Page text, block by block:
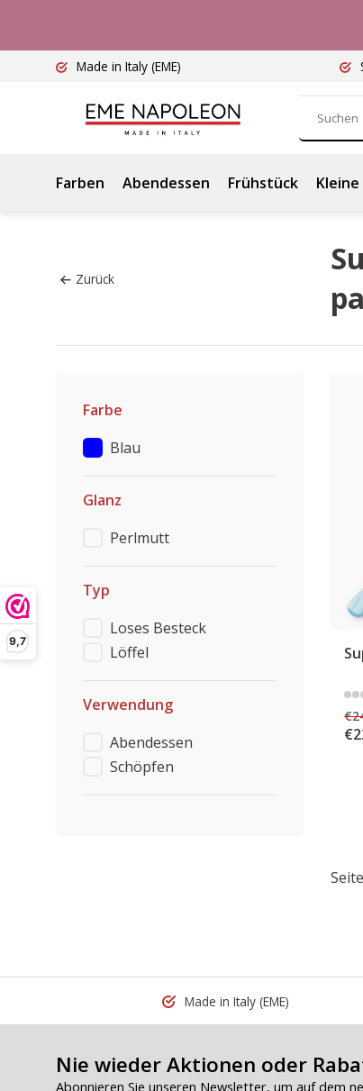
9,7
Made in Italy (EME)
Farben Abendessen Frühstück
Zurück
Farbe
Blau
Glanz
Perlmutt
Typ
Loses Besteck
Löffel
Verwendung
Abendessen
Schöpfen
Made in Italy (EME)
Nie wieder Aktionen oder
Abonnieren Sie unseren Newsletter, um auf dem